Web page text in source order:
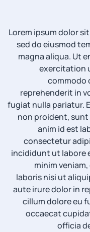
Lorem ipsum dolor
sed do eiusmod
magna aliqua. Ut
exercitation
commodo
reprehenderit in
fugiat nulla pariatur.
non proident,
anim id est
consectetur
incididunt ut labore
minim
laboris nisi ut
aute irure dolor in
cillum dolore eu
occaecat
officia